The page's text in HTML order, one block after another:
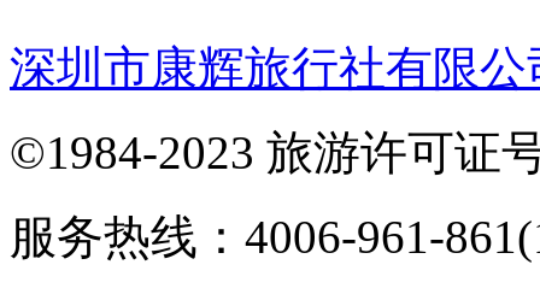
深圳市康辉旅行社有限
©1984-2023 旅游许可证
服务热线：4006-961-